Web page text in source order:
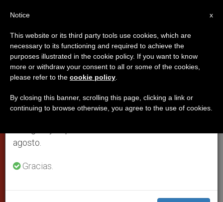
Francisco: la Iglesia es una
madre valiente que lleva a sus
hijos al encuentro con Jesús
Palabras del papa este martes en
vida, no hay perdón, no hay
×
Aviso importante
Del 27 de julio al 7 de agosto haremos la pausa
anual, aprovechando que en el periodo de verano
se generan menos informaciones y también el
agosto.
Gracias.
x
Notice
This website or its third party tools use cookies, which are
necessary to its functioning and required to achieve the
purposes illustrated in the cookie policy. If you want to know
more or withdraw your consent to all or some of the cookies,
please refer to the cookie policy
By closing this banner, scrolling this page, clicking a link or
continuing to browse otherwise, you agree to the use of cookies.